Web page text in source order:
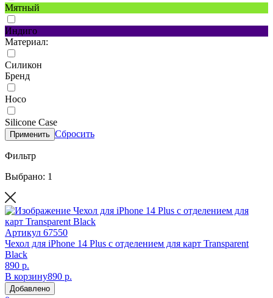
Мятный
Индиго
Материал:
Силикон
Бренд
Hoco
Silicone Case
Применить Сбросить
Фильтр
Выбрано: 1
Артикул 67550
Чехол для iPhone 14 Plus с отделением для карт Transparent
Black
890 р.
В корзину890 р.
Добавлено